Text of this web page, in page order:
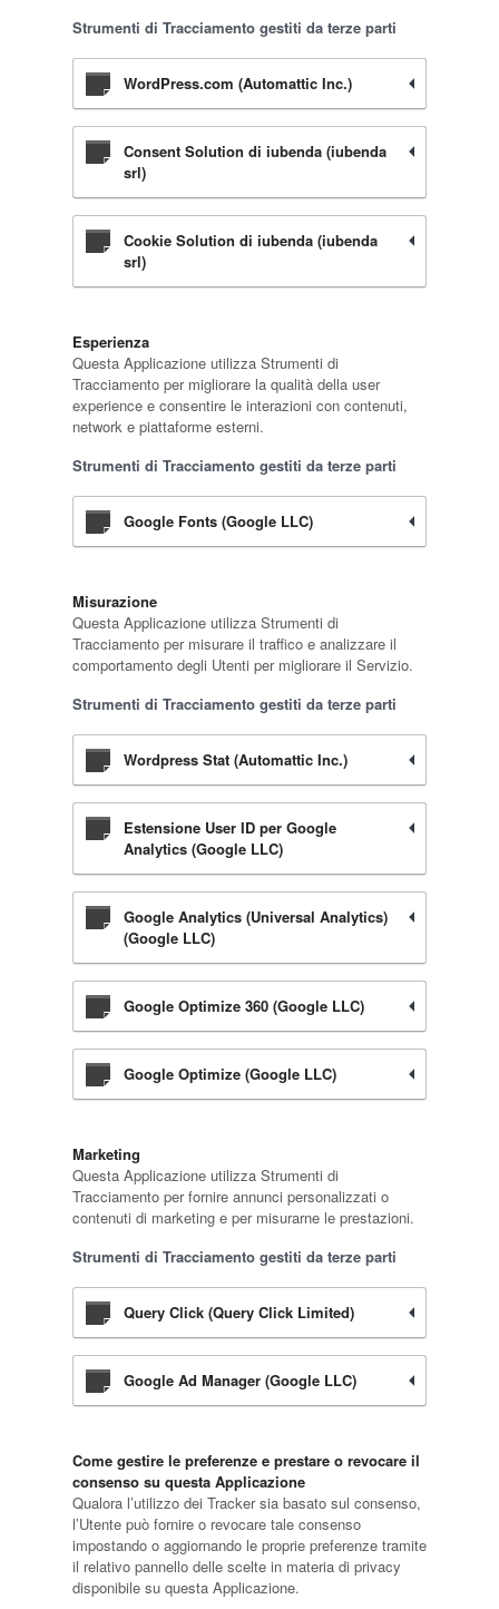
Strumenti di Tracciamento gestiti da terze parti
WordPress.com (Automattic Inc.)
Consent Solution di iubenda (iubenda
srl)
Cookie Solution di iubenda (iubenda
srl)
Esperienza
Questa Applicazione utilizza Strumenti di
Tracciamento per migliorare la qualità della user
experience e consentire le interazioni con contenuti,
network e piattaforme esterni.
Strumenti di Tracciamento gestiti da terze parti
Google Fonts (Google LLC)
Misurazione
Questa Applicazione utilizza Strumenti di
Tracciamento per misurare il traffico e analizzare il
comportamento degli Utenti per migliorare il Servizio.
Strumenti di Tracciamento gestiti da terze parti
Wordpress Stat (Automattic Inc.)
Estensione User ID per Google
Analytics (Google LLC)
Google Analytics (Universal Analytics)
(Google LLC)
Google Optimize 360 (Google LLC)
Google Optimize (Google LLC)
Marketing
Questa Applicazione utilizza Strumenti di
Tracciamento per fornire annunci personalizzati o
contenuti di marketing e per misurarne le prestazioni.
Strumenti di Tracciamento gestiti da terze parti
Query Click (Query Click Limited)
Google Ad Manager (Google LLC)
Come gestire le preferenze e prestare o revocare il
consenso su questa Applicazione
Qualora l’utilizzo dei Tracker sia basato sul consenso,
l’Utente può fornire o revocare tale consenso
impostando o aggiornando le proprie preferenze tramite
il relativo pannello delle scelte in materia di privacy
disponibile su questa Applicazione.